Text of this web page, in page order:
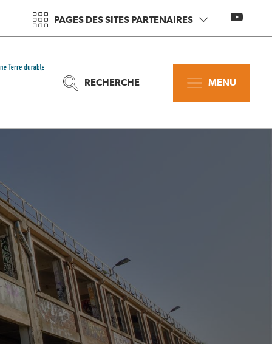
PAGES DES SITES PARTENAIRES
RECHERCHE MENU